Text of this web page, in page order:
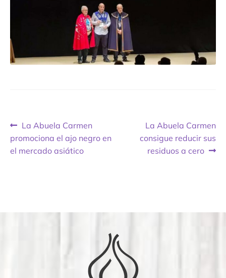
Sala de Prensa
hijo
Navegación
de
Previous
post:
La Abuela Carmen
promociona el ajo negro en
el mercado asiático
Next
post:
La Abuela Carmen
consigue reducir sus
residuos a cero